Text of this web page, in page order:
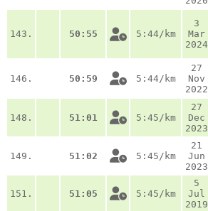
143. 50:55 5:44/km
3
Mar
2024
146. 50:59 5:44/km
27
Nov
2022
148. 51:01 5:45/km
27
Dec
2023
149. 51:02 5:45/km
21
Jun
2023
151. 51:05 5:45/km
5
Jul
2019